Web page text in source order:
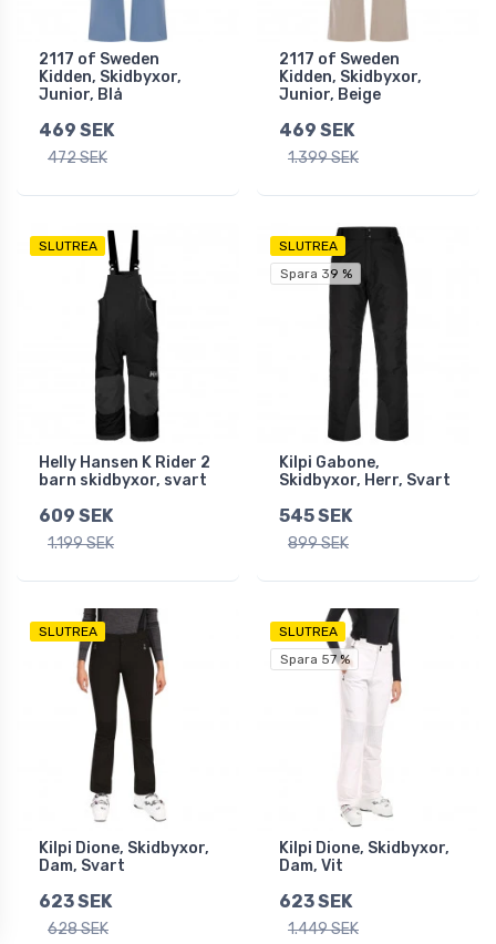
2117 of Sweden
Kidden, Skidbyxor,
Junior, Blå
469 SEK
472 SEK
2117 of Sweden
Kidden, Skidbyxor,
Junior, Beige
469 SEK
1.399 SEK
SLUTREA
Helly Hansen K Rider 2
barn skidbyxor, svart
609 SEK
1.199 SEK
SLUTREA
Spara 39 %
Kilpi Gabone,
Skidbyxor, Herr, Svart
545 SEK
899 SEK
SLUTREA
Kilpi Dione, Skidbyxor,
Dam, Svart
623 SEK
628 SEK
SLUTREA
Spara 57 %
Kilpi Dione, Skidbyxor,
Dam, Vit
623 SEK
1.449 SEK